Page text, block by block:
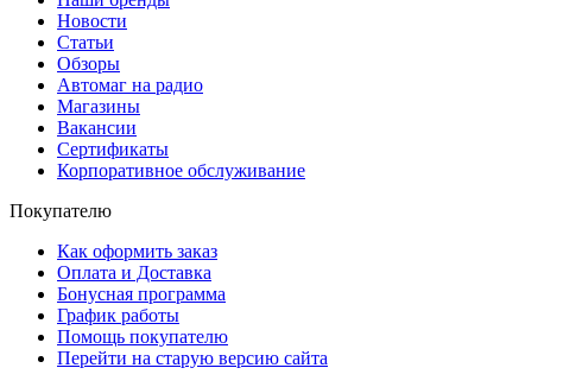
Новости
Статьи
Обзоры
Автомаг на радио
Магазины
Вакансии
Сертификаты
Корпоративное обслуживание
Покупателю
Как оформить заказ
Оплата и Доставка
Бонусная программа
График работы
Помощь покупателю
Перейти на старую версию сайта